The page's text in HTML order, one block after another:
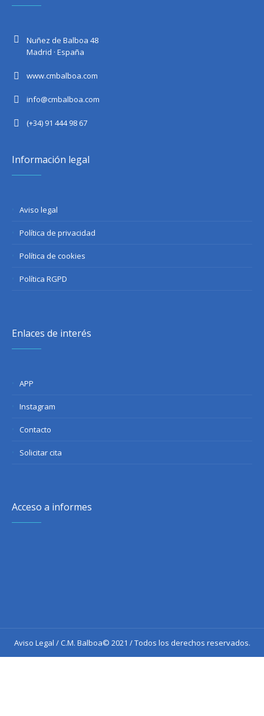
Nuñez de Balboa 48
Madrid · España
www.cmbalboa.com
info@cmbalboa.com
(+34) 91 444 98 67
Información legal
Aviso legal
Política de privacidad
Política de cookies
Política RGPD
Enlaces de interés
APP
Instagram
Contacto
Solicitar cita
Acceso a informes
Aviso Legal / C.M. Balboa© 2021 / Todos los derechos reservados.